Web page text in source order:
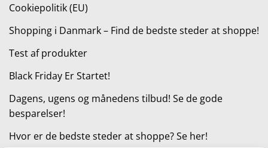
Cookiepolitik (EU)
Shopping i Danmark – Find de bedste steder at shoppe!
Test af produkter
Black Friday Er Startet!
Dagens, ugens og månedens tilbud! Se de gode
besparelser!
Hvor er de bedste steder at shoppe? Se her!